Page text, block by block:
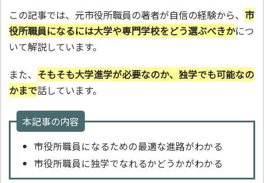
この記事では、元市役所職員の著者が自信の経験から、 市
役所職員になるには大学や専門学校をどう選ぶべきかにつ
いて解説しています。
また、 そもそも大学進学が必要なのか、独学でも可能なの
かまで話しています。
本記事の内容
市役所職員になるための最適な進路がわかる
市役所職員に独学でなれるかどうかがわかる